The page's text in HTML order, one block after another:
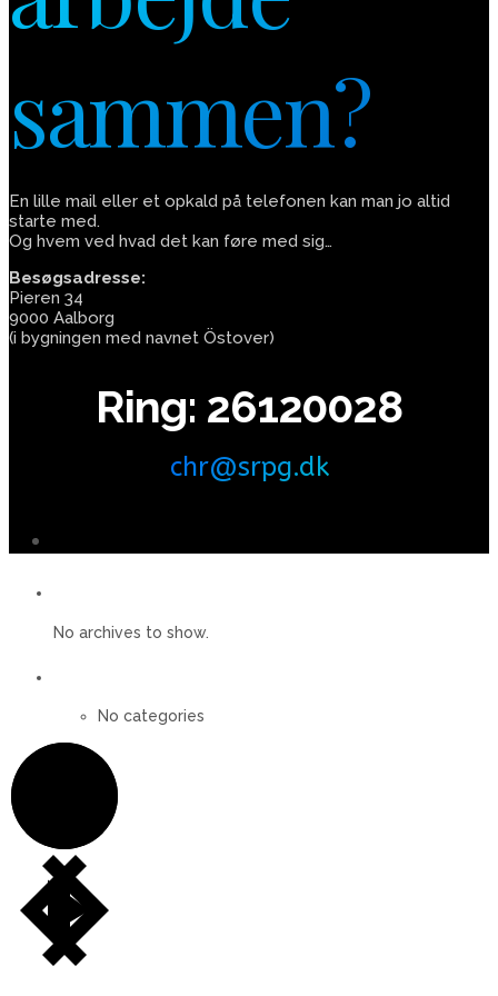
sammen?
En lille mail eller et opkald på telefonen kan man jo altid
starte med.
Og hvem ved hvad det kan føre med sig…
Besøgsadresse:
Pieren 34
9000 Aalborg
(i bygningen med navnet Östover)
Ring: 26120028
chr@srpg.dk
No archives to show.
No categories